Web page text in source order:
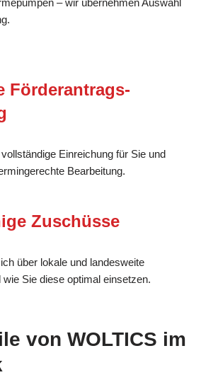
Förderantrags-
Einreichung für Sie und
Bearbeitung.
Zuschüsse
über lokale und landesweite
wie Sie diese optimal einsetzen.
von WOLTICS im